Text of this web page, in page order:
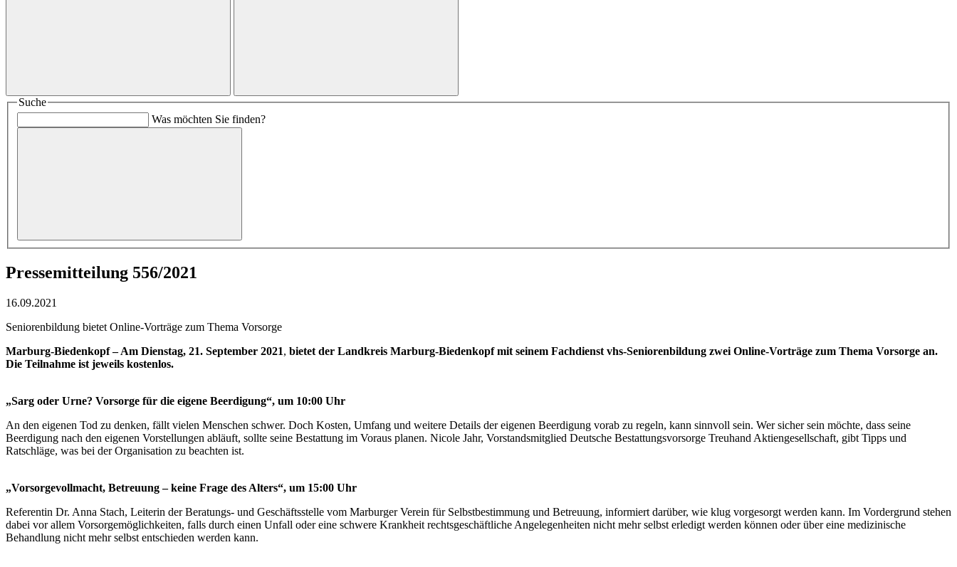
Suche
Was möchten Sie finden?
Pressemitteilung 556/2021
16.09.2021
Seniorenbildung bietet Online-Vorträge zum Thema Vorsorge
Marburg-Biedenkopf – Am Dienstag, 21. September 2021, bietet der Landkreis Marburg-Biedenkopf mit seinem Fachdienst vhs-Seniorenbildung zwei Online-Vorträge zum Thema Vorsorge an.
Die Teilnahme ist jeweils kostenlos.
„Sarg oder Urne? Vorsorge für die eigene Beerdigung“, um 10:00 Uhr
An den eigenen Tod zu denken, fällt vielen Menschen schwer. Doch Kosten, Umfang und weitere Details der eigenen Beerdigung vorab zu regeln, kann sinnvoll sein. Wer sicher sein möchte, dass seine
Beerdigung nach den eigenen Vorstellungen abläuft, sollte seine Bestattung im Voraus planen. Nicole Jahr, Vorstandsmitglied Deutsche Bestattungsvorsorge Treuhand Aktiengesellschaft, gibt Tipps und
Ratschläge, was bei der Organisation zu beachten ist.
„Vorsorgevollmacht, Betreuung – keine Frage des Alters“, um 15:00 Uhr
Referentin Dr. Anna Stach, Leiterin der Beratungs- und Geschäftsstelle vom Marburger Verein für Selbstbestimmung und Betreuung, informiert darüber, wie klug vorgesorgt werden kann. Im Vordergrund stehen
dabei vor allem Vorsorgemöglichkeiten, falls durch einen Unfall oder eine schwere Krankheit rechtsgeschäftliche Angelegenheiten nicht mehr selbst erledigt werden können oder über eine medizinische
Behandlung nicht mehr selbst entschieden werden kann.